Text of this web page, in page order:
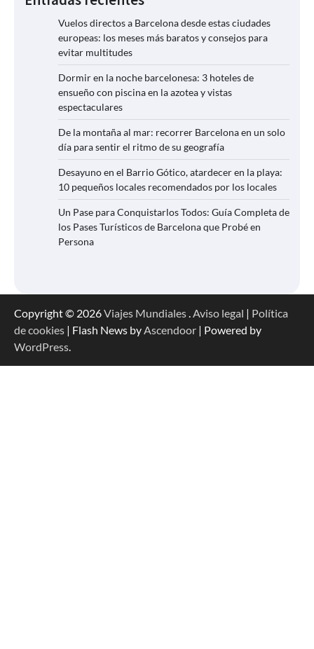
Vuelos directos a Barcelona desde estas ciudades
europeas: los meses más baratos y consejos para
evitar multitudes
Dormir en la noche barcelonesa: 3 hoteles de
ensueño con piscina en la azotea y vistas
espectaculares
De la montaña al mar: recorrer Barcelona en un solo
día para sentir el ritmo de su geografía
Desayuno en el Barrio Gótico, atardecer en la playa:
10 pequeños locales recomendados por los locales
Un Pase para Conquistarlos Todos: Guía Completa de
los Pases Turísticos de Barcelona que Probé en
Persona
Copyright © 2026Viajes Mundiales.Aviso legal | Política
de cookies | Flash News byAscendoor | Powered by
WordPress.